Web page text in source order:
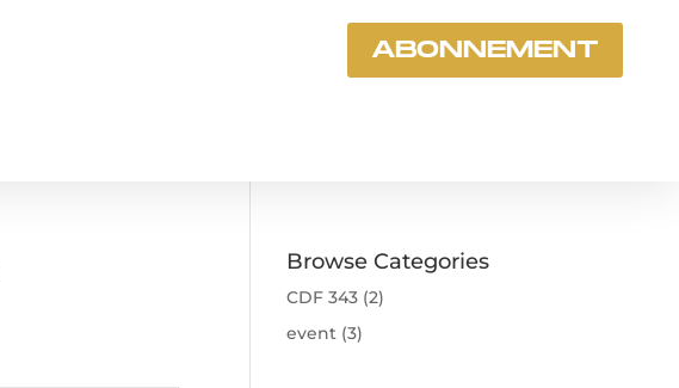
ABONNEMENT
Browse Categories
CDF 343 (2)
event (3)